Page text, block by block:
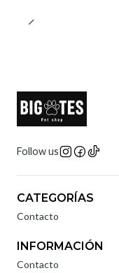
Follow us
CATEGORÍAS
Contacto
INFORMACIÓN
Contacto